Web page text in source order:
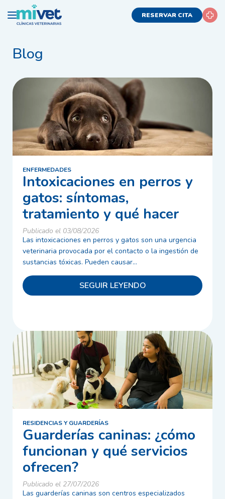
RESERVAR CITA
Blog
ENFERMEDADES
Intoxicaciones en perros y
gatos: síntomas,
tratamiento y qué hacer
Publicado el 03/08/2026
Las intoxicaciones en perros y gatos son una urgencia
veterinaria provocada por el contacto o la ingestión de
sustancias tóxicas. Pueden causar...
SEGUIR LEYENDO
RESIDENCIAS Y GUARDERÍAS
Guarderías caninas: ¿cómo
funcionan y qué servicios
ofrecen?
Publicado el 27/07/2026
Las guarderías caninas son centros especializados